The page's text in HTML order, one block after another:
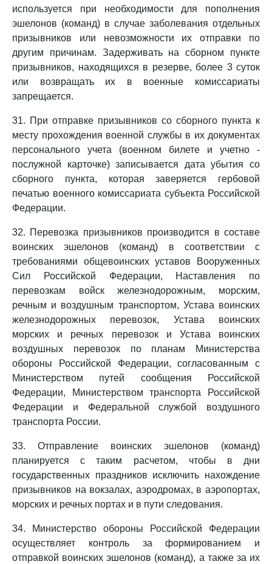
используется при необходимости для пополнения
эшелонов (команд) в случае заболевания отдельных
призывников или невозможности их отправки по
другим причинам. Задерживать на сборном пункте
призывников, находящихся в резерве, более 3 суток
или возвращать их в военные комиссариаты
запрещается.
31. При отправке призывников со сборного пункта к
месту прохождения военной службы в их документах
персонального учета (военном билете и учетно -
послужной карточке) записывается дата убытия со
сборного пункта, которая заверяется гербовой
печатью военного комиссариата субъекта Российской
Федерации.
32. Перевозка призывников производится в составе
воинских эшелонов (команд) в соответствии с
требованиями общевоинских уставов Вооруженных
Сил Российской Федерации, Наставления по
перевозкам войск железнодорожным, морским,
речным и воздушным транспортом, Устава воинских
железнодорожных перевозок, Устава воинских
морских и речных перевозок и Устава воинских
воздушных перевозок по планам Министерства
обороны Российской Федерации, согласованным с
Министерством путей сообщения Российской
Федерации, Министерством транспорта Российской
Федерации и Федеральной службой воздушного
транспорта России.
33. Отправление воинских эшелонов (команд)
планируется с таким расчетом, чтобы в дни
государственных праздников исключить нахождение
призывников на вокзалах, аэродромах, в аэропортах,
морских и речных портах и в пути следования.
34. Министерство обороны Российской Федерации
осуществляет контроль за формированием и
отправкой воинских эшелонов (команд), а также за их